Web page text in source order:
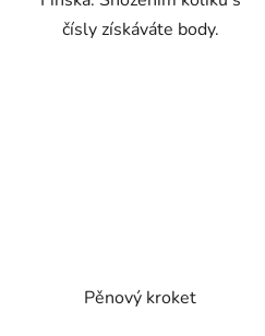
čísly získáváte body.
Pěnový kroket